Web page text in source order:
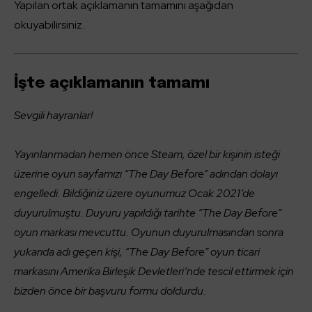
Yapılan ortak açıklamanın tamamını aşağıdan
okuyabilirsiniz.
İşte açıklamanın tamamı
Sevgili hayranlar!
Yayınlanmadan hemen önce Steam, özel bir kişinin isteği
üzerine oyun sayfamızı “The Day Before” adından dolayı
engelledi. Bildiğiniz üzere oyunumuz Ocak 2021’de
duyurulmuştu. Duyuru yapıldığı tarihte “The Day Before”
oyun markası mevcuttu. Oyunun duyurulmasından sonra
yukarıda adı geçen kişi, “The Day Before” oyun ticari
markasını Amerika Birleşik Devletleri’nde tescil ettirmek için
bizden önce bir başvuru formu doldurdu.